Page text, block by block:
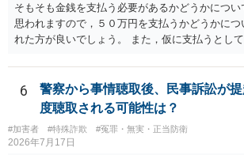
そもそも金銭を支払う必要があるかどうかについ
思われますので，５０万円を支払うかどうかにつ
れた方が良いでしょう。 また，仮に支払うとし
面を作成したうえで支払いをする必要があるで
相談をされた方が良いかと思われます。
6
警察から事情聴取後、民事訴訟が
度聴取される可能性は？
#加害者 #特殊詐欺 #冤罪・無実・正当防衛
2026年7月17日